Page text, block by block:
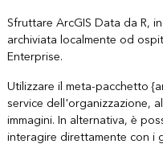
Sfruttare ArcGIS Data da R,
archiviata localmente od
Enterprise.
Utilizzare il meta-pacchetto
service dell'organizzazione,
immagini. In alternativa, è
interagire direttamente con i